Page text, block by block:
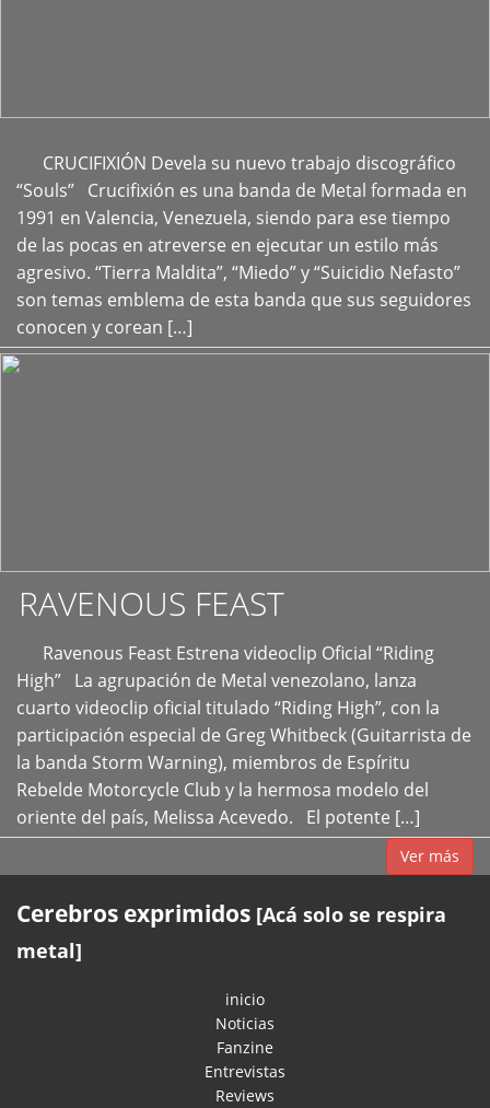
CRUCIFIXIÓN Devela su nuevo trabajo discográfico
“Souls” Crucifixión es una banda de Metal formada en
1991 en Valencia, Venezuela, siendo para ese tiempo
de las pocas en atreverse en ejecutar un estilo más
agresivo. “Tierra Maldita”, “Miedo” y “Suicidio Nefasto”
son temas emblema de esta banda que sus seguidores
conocen y corean […]
+
RAVENOUS FEAST
Ravenous Feast Estrena videoclip Oficial “Riding
High” La agrupación de Metal venezolano, lanza
cuarto videoclip oficial titulado “Riding High”, con la
participación especial de Greg Whitbeck (Guitarrista de
la banda Storm Warning), miembros de Espíritu
Rebelde Motorcycle Club y la hermosa modelo del
oriente del país, Melissa Acevedo. El potente […]
Ver más
Cerebros exprimidos [Acá solo se respira
metal]
inicio
Noticias
Fanzine
Entrevistas
Reviews